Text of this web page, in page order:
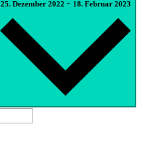
25. Dezember 2022 - 18. Februar 2023